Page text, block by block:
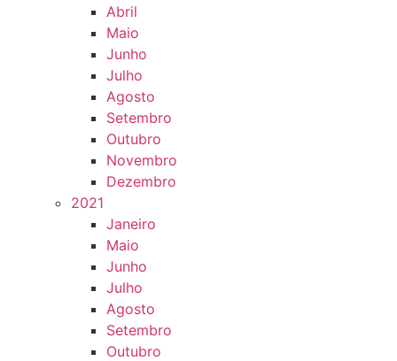
Abril
Maio
Junho
Julho
Agosto
Setembro
Outubro
Novembro
Dezembro
2021
Janeiro
Maio
Junho
Julho
Agosto
Setembro
Outubro